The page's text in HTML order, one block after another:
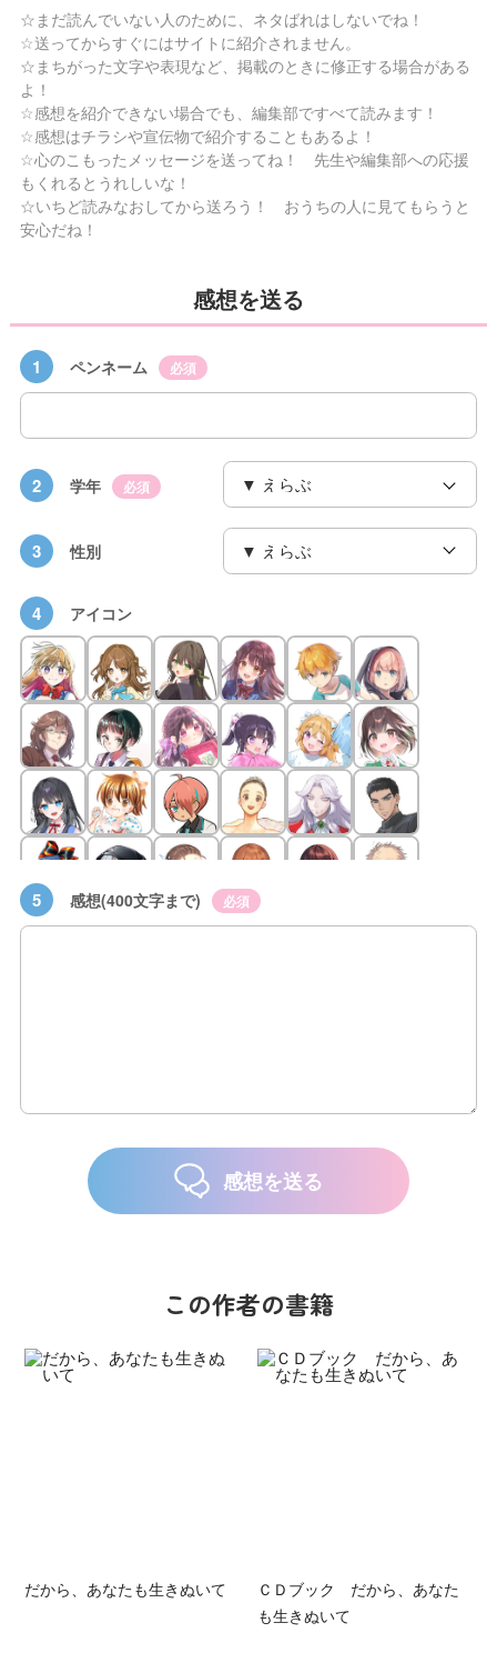
☆まだ読んでいない人のために、ネタばれはしないでね！
☆送ってからすぐにはサイトに紹介されません。
☆まちがった文字や表現など、掲載のときに修正する場合がある
よ！
☆感想を紹介できない場合でも、編集部ですべて読みます！
☆感想はチラシや宣伝物で紹介することもあるよ！
☆心のこもったメッセージを送ってね！ 先生や編集部への応援
もくれるとうれしいな！
☆いちど読みなおしてから送ろう！ おうちの人に見てもらうと
安心だね！
感想を送る
1 ペンネーム 必須
2 学年 必須
3 性別
4 アイコン
5 感想(400文字まで) 必須
感想を送る
この作者の書籍
だから、あなたも生きぬいて
ＣＤブック だから、あなた
も生きぬいて